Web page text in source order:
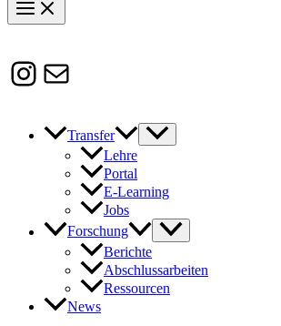
Instagram
Susanne.Boerner@zaw.uni-
heidelberg.de
Transfer
Lehre
Portal
E-Learning
Jobs
Forschung
Berichte
Abschlussarbeiten
Ressourcen
News